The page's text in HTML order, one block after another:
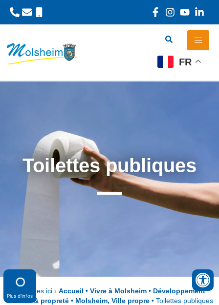
FR
Toilettes publiques
Vous êtes ici › Accueil • Vivre à Molsheim • Développement
durable & propreté• Molsheim, Ville propre• Toilettes publiques
Plus d'infos
Panneau de gestion des cookies